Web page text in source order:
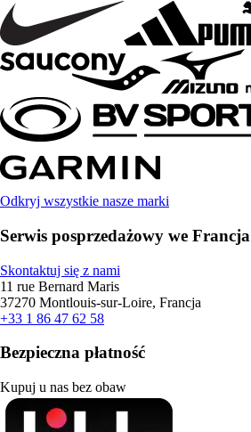
Odkryj wszystkie nasze marki
Serwis posprzedażowy we Francja
Skontaktuj się z nami
11 rue Bernard Maris
37270 Montlouis-sur-Loire, Francja
+33 1 86 47 62 58
Bezpieczna płatność
Kupuj u nas bez obaw